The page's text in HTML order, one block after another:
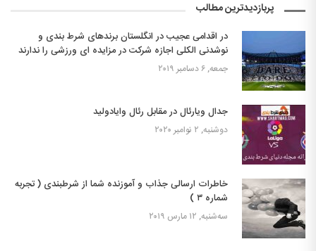
پربازدیدترین مطالب
در اقدامی عجیب در انگلستان برندهای شرط بندی و
نوشدنی الکلی اجازه شرکت در مزایده ای ورزشی را ندارند
جمعه, ۶ دسامبر ۲۰۱۹
جدال ویارئال در مقابل رئال وایادولید
دوشنبه, ۲ نوامبر ۲۰۲۰
خاطرات ارسالی جذاب و آموزنده شما از شرطبندی ( تجربه
شماره ۳ )
سه‌شنبه, ۱۲ مارس ۲۰۱۹